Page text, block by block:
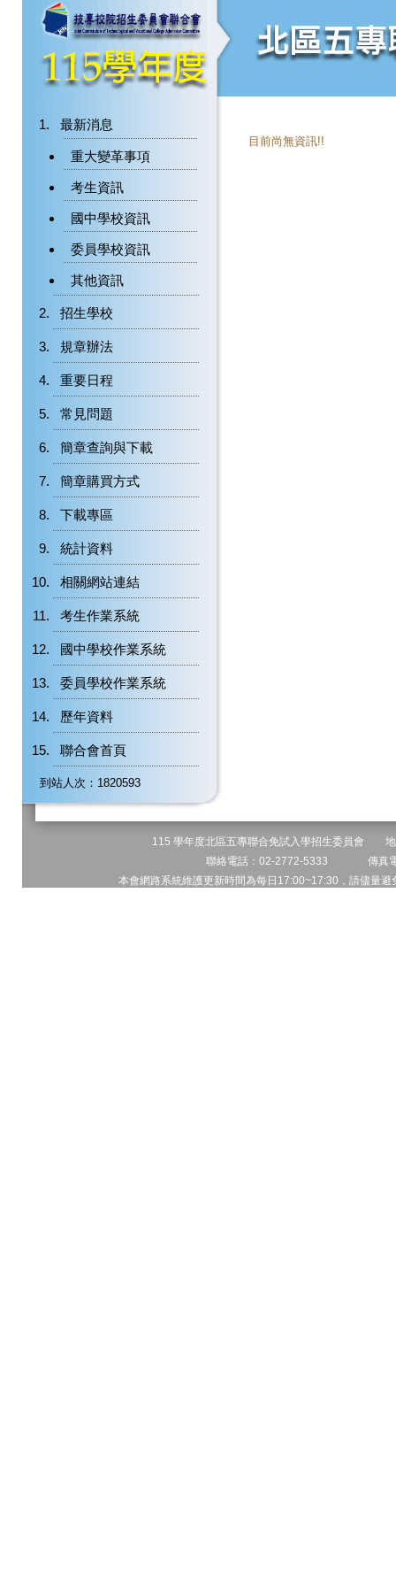
最新消息
重大變革事項
考生資訊
國中學校資訊
委員學校資訊
其他資訊
招生學校
規章辦法
重要日程
常見問題
簡章查詢與下載
簡章購買方式
下載專區
統計資料
相關網站連結
考生作業系統
國中學校作業系統
委員學校作業系統
歷年資料
聯合會首頁
到站人次：1820593
目前尚無資訊!!
115 學年度北區五專聯合免試入學招生委員會 地
聯絡電話：02-2772-5333 傳真
本會網路系統維護更新時間為每日17:00~17:30，請儘量